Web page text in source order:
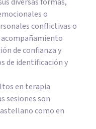
o
conflictivas o
acompañamiento
de confianza y
de identificación y
en terapia
sesiones son
como en